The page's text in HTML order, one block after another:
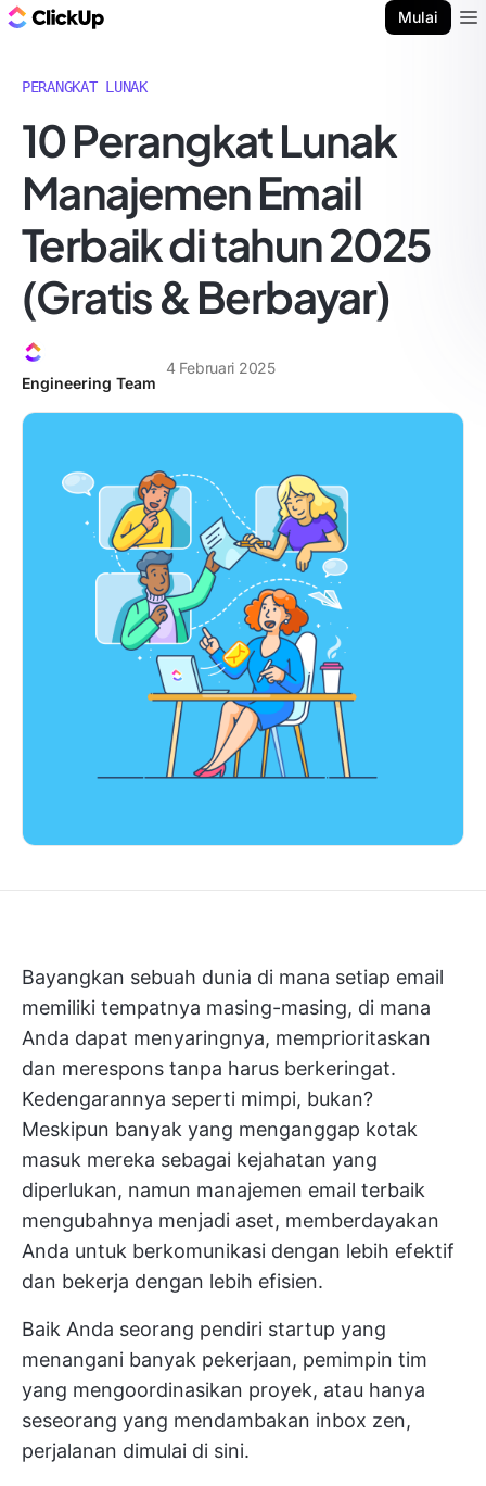
Mulai
PERANGKAT LUNAK
10 Perangkat Lunak
Manajemen Email
Terbaik di tahun 2025
(Gratis & Berbayar)
Engineering Team
4 Februari 2025
Bayangkan sebuah dunia di mana setiap email
memiliki tempatnya masing-masing, di mana
Anda dapat menyaringnya, memprioritaskan
dan merespons tanpa harus berkeringat.
Kedengarannya seperti mimpi, bukan?
Meskipun banyak yang menganggap kotak
masuk mereka sebagai kejahatan yang
diperlukan, namun manajemen email terbaik
mengubahnya menjadi aset, memberdayakan
Anda untuk berkomunikasi dengan lebih efektif
dan bekerja dengan lebih efisien.
Baik Anda seorang pendiri startup yang
menangani banyak pekerjaan, pemimpin tim
yang mengoordinasikan proyek, atau hanya
seseorang yang mendambakan inbox zen,
perjalanan dimulai di sini.